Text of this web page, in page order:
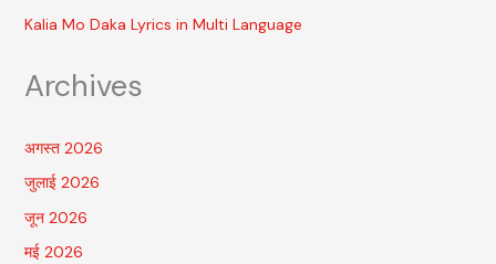
Kalia Mo Daka Lyrics in Multi Language
Archives
अगस्त 2026
जुलाई 2026
जून 2026
मई 2026